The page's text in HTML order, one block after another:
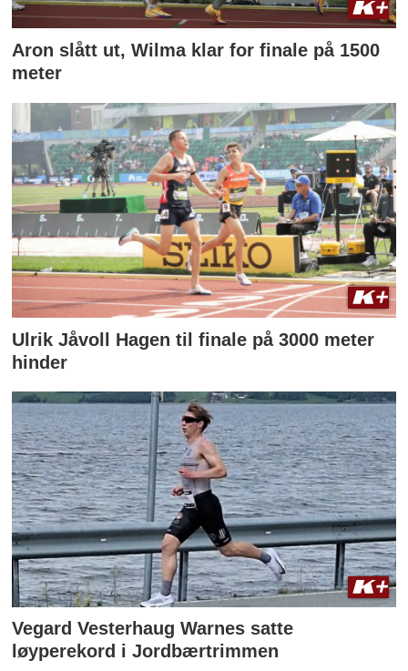
Aron slått ut, Wilma klar for finale på 1500
meter
Ulrik Jåvoll Hagen til finale på 3000 meter
hinder
Vegard Vesterhaug Warnes satte
løyperekord i Jordbærtrimmen